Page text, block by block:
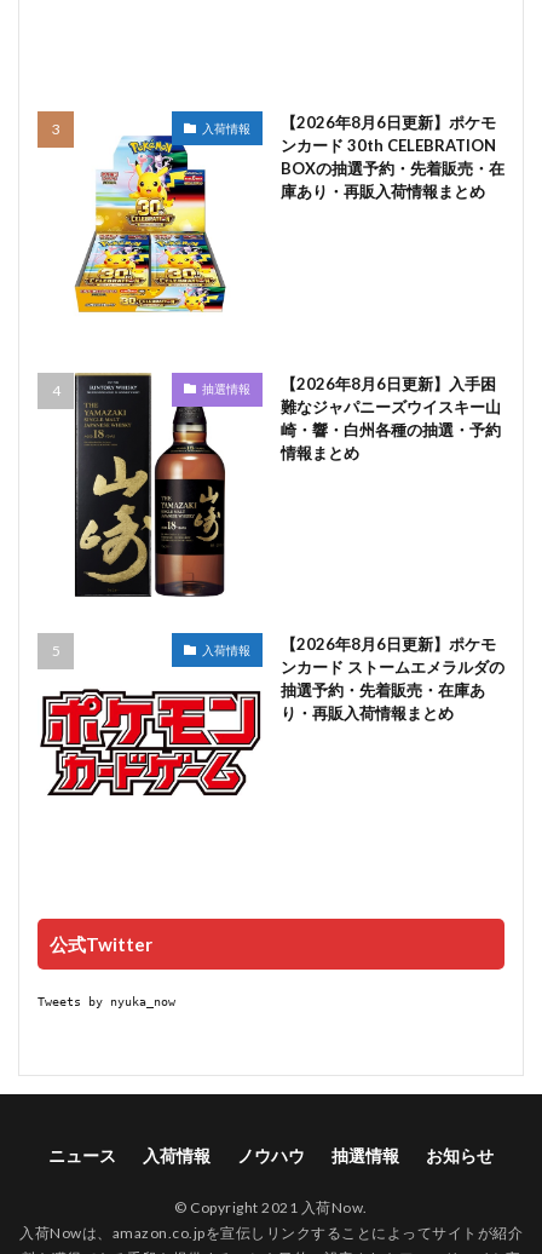
入荷情報
【2026年8月6日更新】ポケモ
ンカード 30th CELEBRATION
BOXの抽選予約・先着販売・在
庫あり・再販入荷情報まとめ
抽選情報
【2026年8月6日更新】入手困
難なジャパニーズウイスキー山
崎・響・白州各種の抽選・予約
情報まとめ
入荷情報
【2026年8月6日更新】ポケモ
ンカード ストームエメラルダの
抽選予約・先着販売・在庫あ
り・再販入荷情報まとめ
公式Twitter
Tweets by nyuka_now
ニュース 入荷情報 ノウハウ 抽選情報 お知らせ
© Copyright 2021 入荷Now.
入荷Nowは、amazon.co.jpを宣伝しリンクすることによってサイトが紹介